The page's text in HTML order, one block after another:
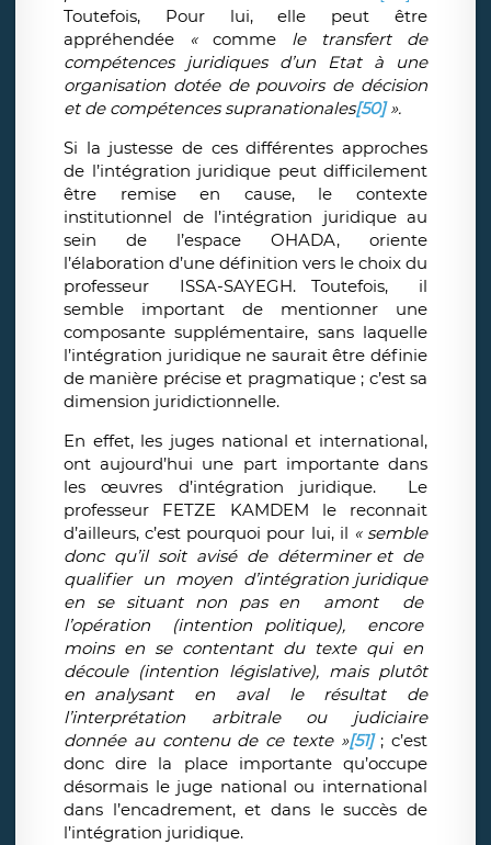
Toutefois, Pour lui, elle peut être
appréhendée
«comme le transfert de
compétences juridiques d’un Etat à une
organisation dotée de pouvoirs de décision
et de compétences supranationales[50]».
Si la justesse de ces différentes approches
de l’intégration juridique peut difficilement
être remise en cause, le contexte
institutionnel de l’intégration juridique au
sein de l’espace OHADA, oriente
l’élaboration d’une définition vers le choix du
professeur ISSA-SAYEGH. Toutefois,
il
semble important de mentionner une
composante supplémentaire, sans laquelle
l’intégration juridique ne saurait être définie
de manière précise et pragmatique ; c’est sa
dimension juridictionnelle.
En effet, les juges national et international,
ont aujourd’hui une part importante dans
les œuvres d’intégration juridique. Le
professeur FETZE KAMDEM le reconnait
d’ailleurs, c’est pourquoi pour lui, il « semble
donc qu’il soit avisé de déterminer et de
qualifier un moyen d’intégration juridique
en se situant non pas en amont de
l’opération (intention politique), encore
moins en se contentant du texte qui en
découle (intention législative), mais plutôt
en analysant en aval le résultat de
l’interprétation arbitrale ou judiciaire
donnée au contenu de ce texte »[51] ; c’est
donc dire la place importante qu’occupe
désormais le juge national ou international
dans l’encadrement, et dans le succès de
l’intégration juridique.